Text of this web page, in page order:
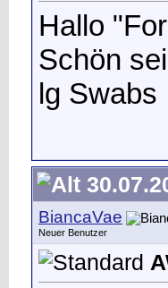
Hallo
Schön
lg Swabs
BiancaVae
Neuer Benutzer